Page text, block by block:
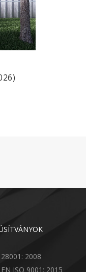
2008
ISO 9001: 2015